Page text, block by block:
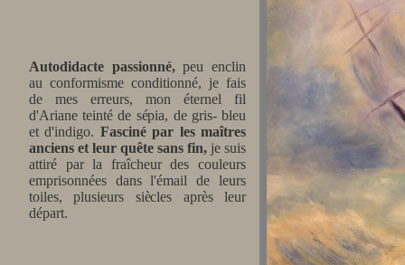
Autodidacte passionné,peu enclin
au conformisme conditionné, je fais
de mes erreurs, mon éternel fil
d'Ariane teinté de sépia, de gris- bleu
et d'indigo. Fasciné par les maîtres
anciens et leur quête sans fin, je suis
attiré par la fraîcheur des couleurs
emprisonnées dans l'émail de leurs
toiles, plusieurs siècles après leur
départ.